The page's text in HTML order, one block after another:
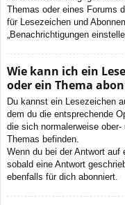
Themas oder eines Forums
für Lesezeichen und
„Benachrichtigungen
Wie kann ich ein
oder ein Thema
Du kannst ein Lesezeichen
dem du die entsprechende
die sich normalerweise
Themas befinden.
Wenn du bei der Antwort auf
sobald eine Antwort
ebenfalls für dich abonniert.